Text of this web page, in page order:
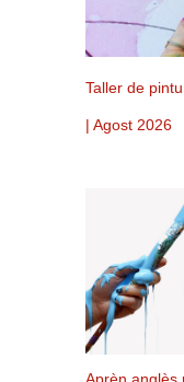
Taller de
| Agost 2026